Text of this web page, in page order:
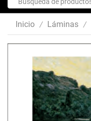
Inicio / Láminas /